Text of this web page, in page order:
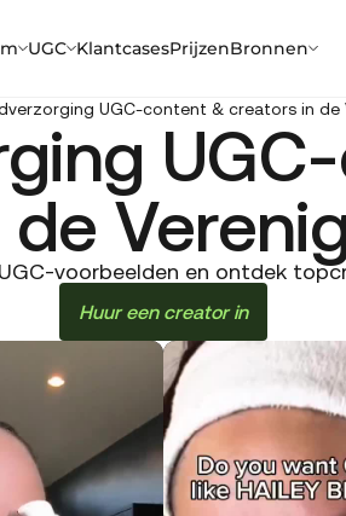
UGC KlantcasesPrijzenBronnen
UGC-content & creators in de
voorbeelden en ontdek
Huur een creator in